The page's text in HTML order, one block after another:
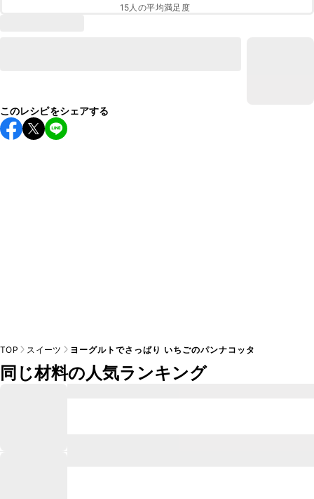
15人の平均満足度
このレシピをシェアする
TOP スイーツ ヨーグルトでさっぱり いちごのパンナコッタ
同じ材料の人気ランキング